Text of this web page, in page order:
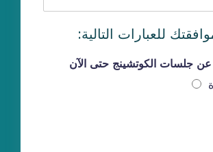
للعبارات التالية